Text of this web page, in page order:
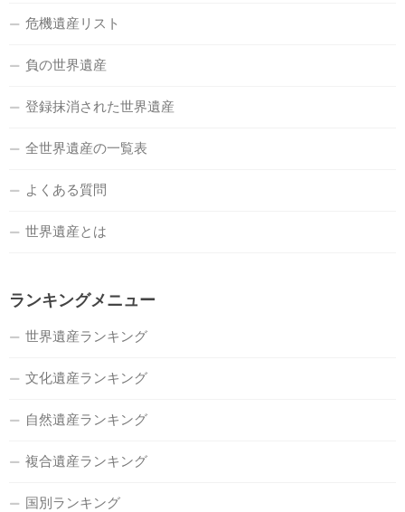
危機遺産リスト
負の世界遺産
登録抹消された世界遺産
全世界遺産の一覧表
よくある質問
世界遺産とは
ランキングメニュー
世界遺産ランキング
文化遺産ランキング
自然遺産ランキング
複合遺産ランキング
国別ランキング